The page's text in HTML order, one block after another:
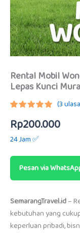
Rental Mobil
Lepas Kunci
5.00dari
5
berdasarkan
penilaian
(3
Rp200.000
24 Jam ✅
Pesan via
SemarangTravel.id–
kebutuhan yang
keperluan pribadi,